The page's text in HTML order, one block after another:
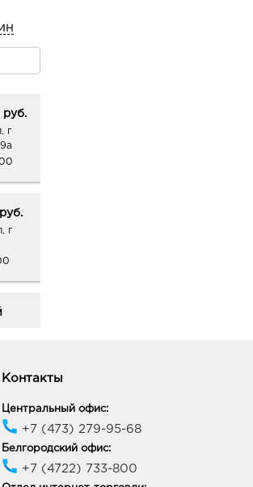
руб.
г
г
г
Контакты
Центральный офис:
+7 (473) 279-95-68
Белгородский офис:
+7 (4722) 733-800